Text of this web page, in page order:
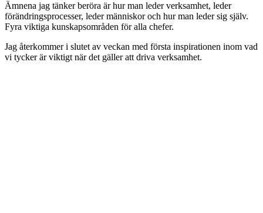
Ämnena jag tänker beröra är hur man leder verksamhet, leder
förändringsprocesser, leder människor och hur man leder sig själv.
Fyra viktiga kunskapsområden för alla chefer.
Jag återkommer i slutet av veckan med första inspirationen inom vad
vi tycker är viktigt när det gäller att driva verksamhet.